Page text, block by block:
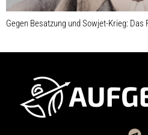
Gegen Besatzung und Sowjet-Krieg: Das